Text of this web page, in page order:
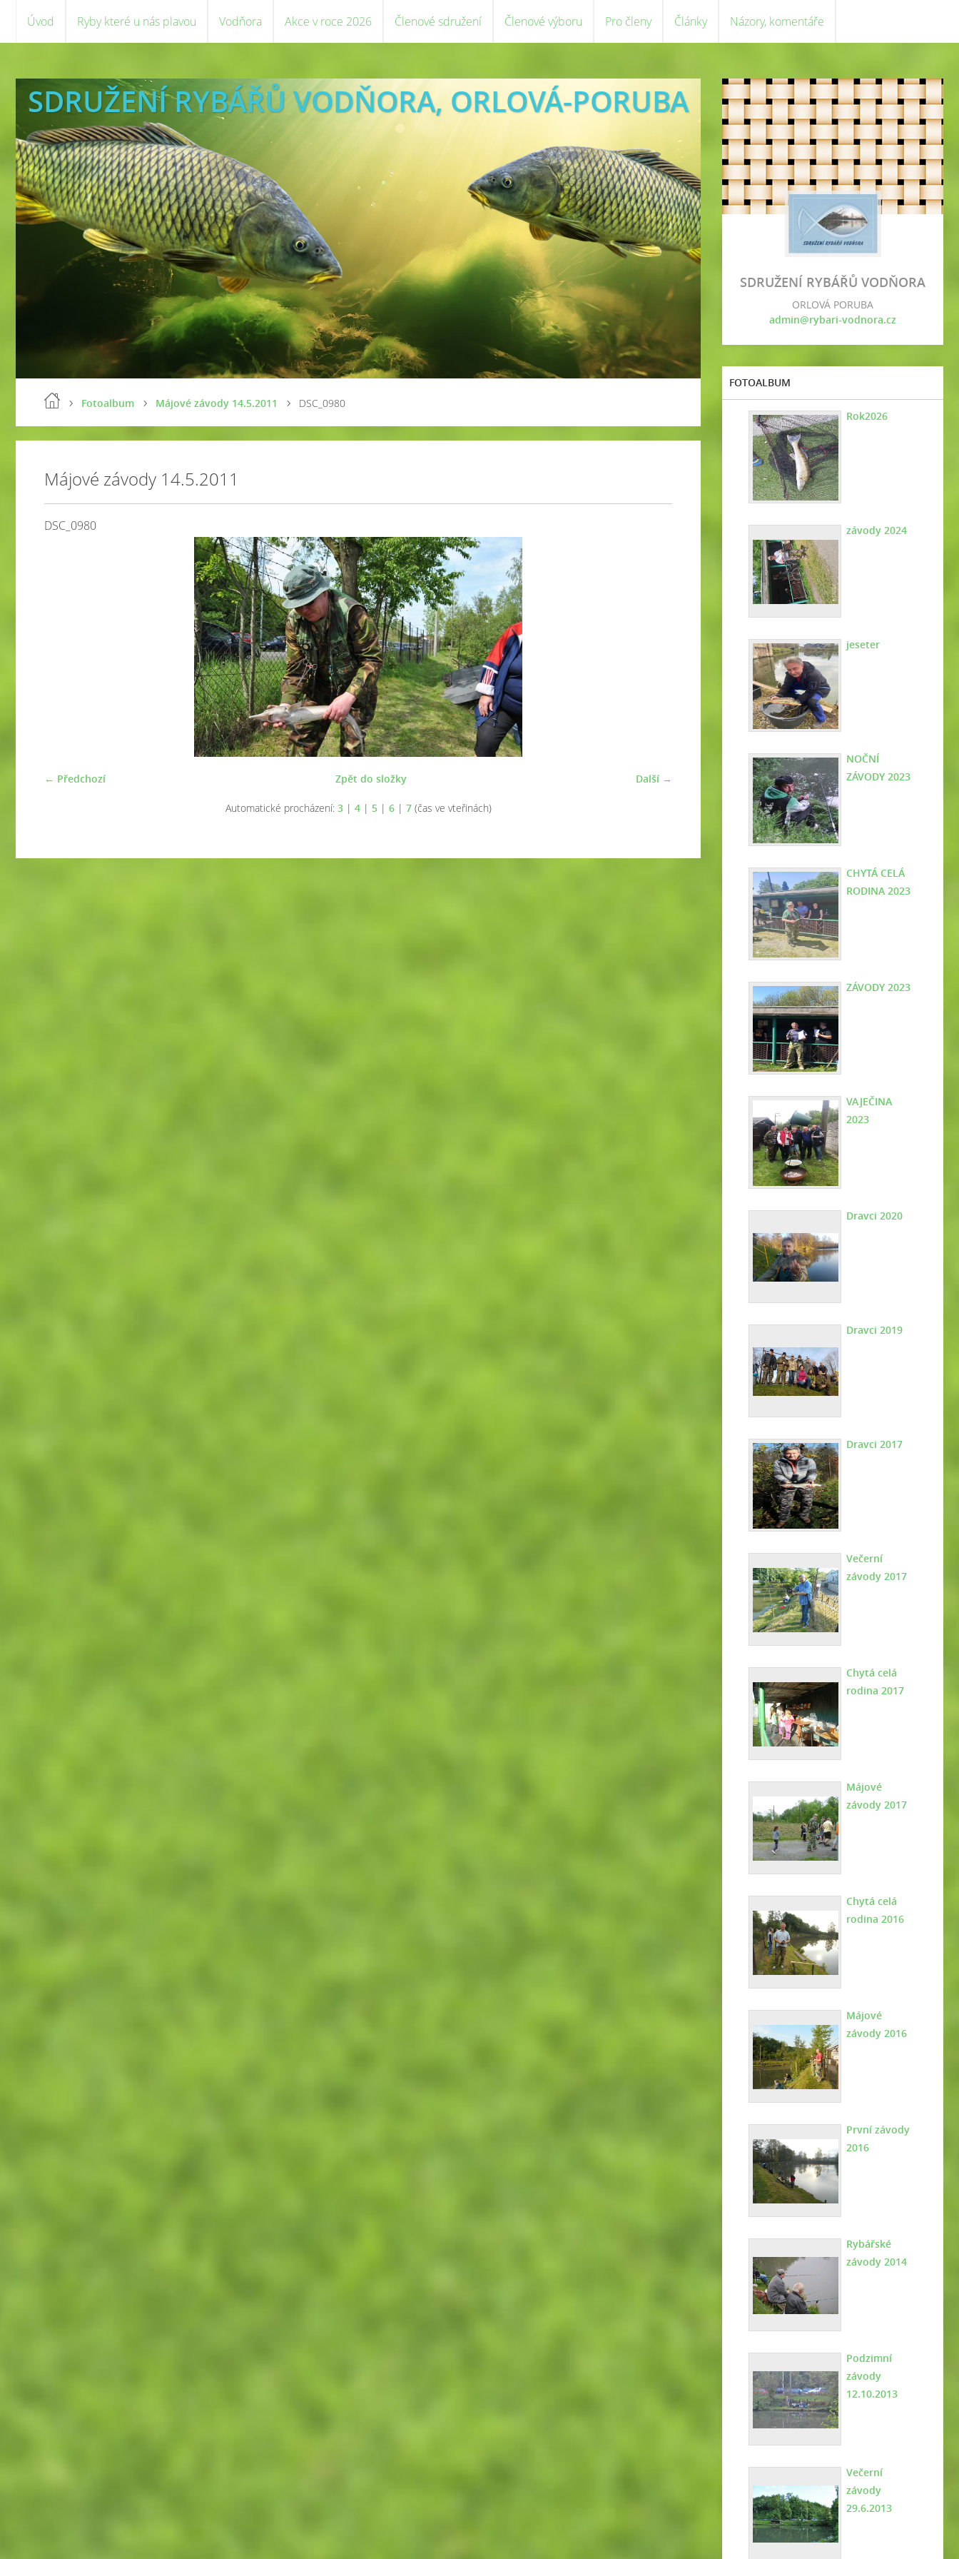
Úvod Ryby které u nás plavou Vodňora Akce v roce 2026 Členové sdružení Členové výboru Pro členy Články Názory, komentáře
SDRUŽENÍ RYBÁŘŮ VODŇORA, ORLOVÁ-PORUBA
Fotoalbum Májové závody 14.5.2011 DSC_0980
Májové závody 14.5.2011
DSC_0980
← Předchozí Další →
Zpět do složky
Automatické procházení: 3| 4| 5| 6| 7(čas ve vteřinách)
SDRUŽENÍ RYBÁŘŮ VODŇORA
ORLOVÁ PORUBA
admin@rybari-vodnora.cz
FOTOALBUM
Rok2026
závody 2024
jeseter
NOČNÍ
ZÁVODY 2023
CHYTÁ CELÁ
RODINA 2023
ZÁVODY 2023
VAJEČINA
2023
Dravci 2020
Dravci 2019
Dravci 2017
Večerní
závody 2017
Chytá celá
rodina 2017
Májové
závody 2017
Chytá celá
rodina 2016
Májové
závody 2016
První závody
2016
Rybářské
závody 2014
Podzimní
závody
12.10.2013
Večerní
závody
29.6.2013